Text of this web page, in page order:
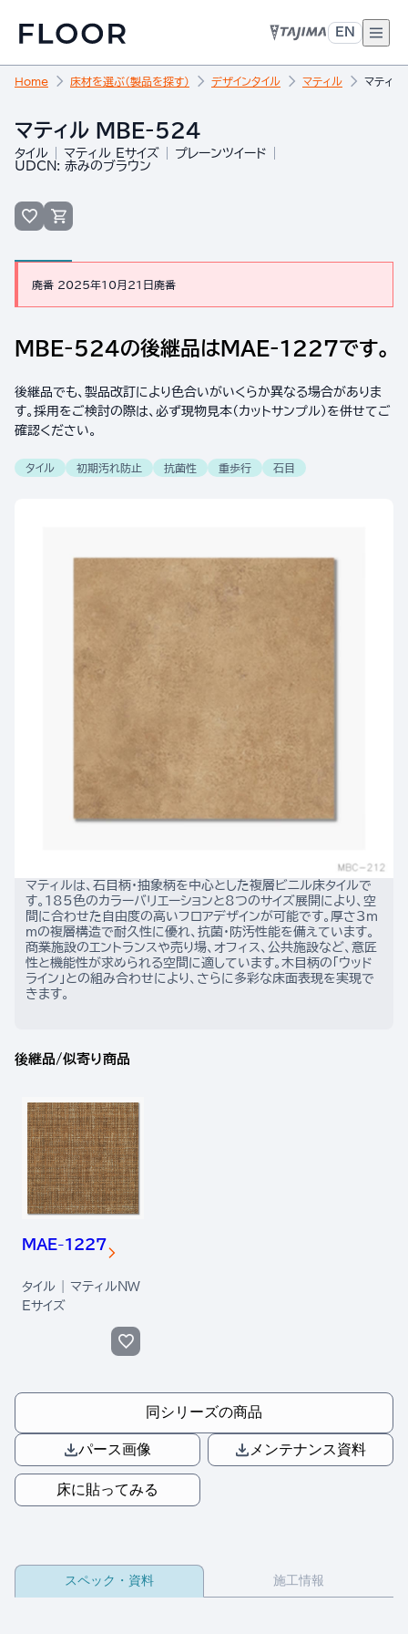
EN
Home 床材を選ぶ（製品を探す） デザインタイル マティル マティ
マティル MBE-524
タイル マティル Eサイズ
プレーンツイード
UDCN: 赤みのブラウン
廃番 2025年10月21日廃番
MBE-524の後継品はMAE-1227です。
後継品でも、製品改訂により色合いがいくらか異なる場合がありま
す。採用をご検討の際は、必ず現物見本（カットサンプル）を併せてご
確認ください。
タイル 初期汚れ防止 抗菌性 重歩行 石目
マティルは、石目柄・抽象柄を中心とした複層ビニル床タイルで
す。185色のカラーバリエーションと8つのサイズ展開により、空
間に合わせた自由度の高いフロアデザインが可能です。厚さ3m
mの複層構造で耐久性に優れ、抗菌・防汚性能を備えています。
商業施設のエントランスや売り場、オフィス、公共施設など、意匠
性と機能性が求められる空間に適しています。木目柄の「ウッド
ライン」との組み合わせにより、さらに多彩な床面表現を実現で
きます。
後継品/似寄り商品
MAE-1227
タイル | マティルNW
Eサイズ
同シリーズの商品
パース画像 メンテナンス資料
床に貼ってみる
スペック・資料 施工情報